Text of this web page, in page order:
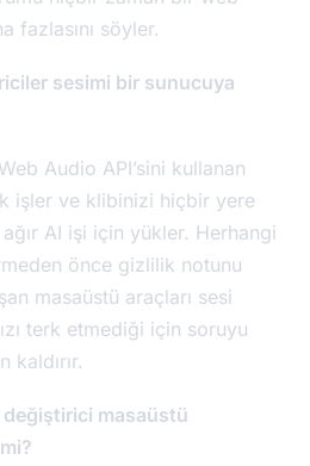
fazlasını söyler.
sesimi bir sunucuya
Audio API’sini kullanan
işler ve klibinizi hiçbir yere
AI işi için yükler. Herhangi
önce gizlilik notunu
masaüstü araçları sesi
terk etmediği için soruyu
kaldırır.
masaüstü